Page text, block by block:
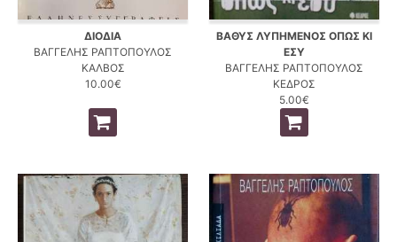
ΔΙΟΔΙΑ
ΒΑΓΓΕΛΗΣ ΡΑΠΤΟΠΟΥΛΟΣ
ΚΑΛΒΟΣ
10.00€
ΒΑΘΥΣ ΛΥΠΗΜΕΝΟΣ ΟΠΩΣ ΚΙ
ΕΣΥ
ΒΑΓΓΕΛΗΣ ΡΑΠΤΟΠΟΥΛΟΣ
ΚΕΔΡΟΣ
5.00€